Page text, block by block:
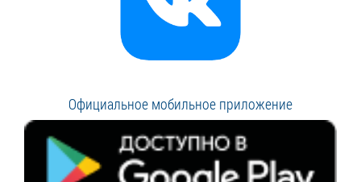
Официальное мобильное приложение